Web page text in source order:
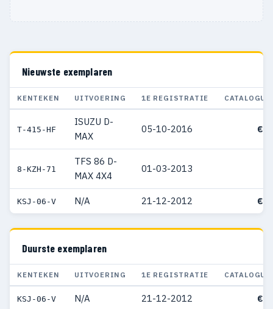
Nieuwste exemplaren
KENTEKEN UITVOERING 1E REGISTRATIE
T-415-HF
ISUZU D-
MAX
05-10-2016 €
8-KZH-71
TFS 86 D-
MAX 4X4
01-03-2013
KSJ-06-V N/A 21-12-2012 €
Duurste exemplaren
KENTEKEN UITVOERING 1E REGISTRATIE
KSJ-06-V N/A 21-12-2012 €